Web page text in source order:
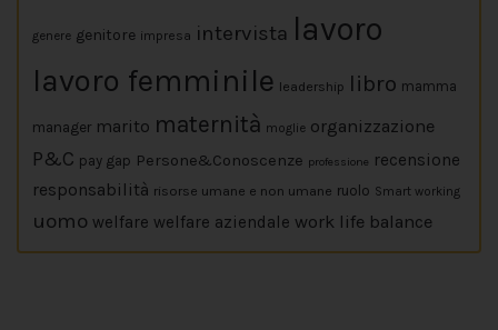
genere genitore impresa intervista lavoro
lavoro femminile leadership libro mamma
manager marito maternità moglie organizzazione
P&C pay gap Persone&Conoscenze professione recensione
responsabilità risorse umane e non umane ruolo Smart working
uomo welfare welfare aziendale work life balance